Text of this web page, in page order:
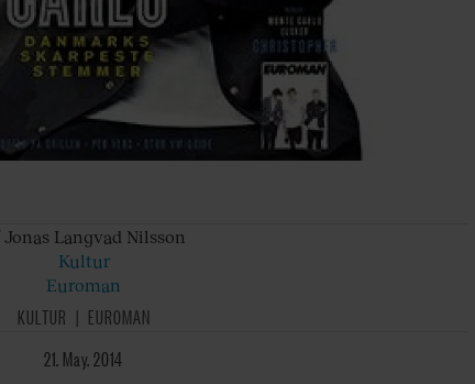
Jonas Langvad Nilsson
Kultur
Euroman
KULTUR
EUROMAN
21. May. 2014